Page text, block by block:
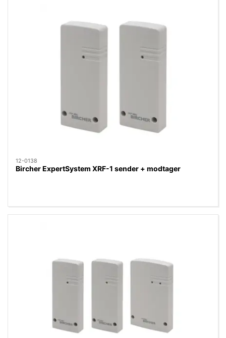
12-0138
Bircher ExpertSystem XRF-1 sender + modtager